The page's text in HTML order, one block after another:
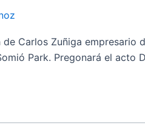
Carlos Zuñiga
Park. Pregonará el